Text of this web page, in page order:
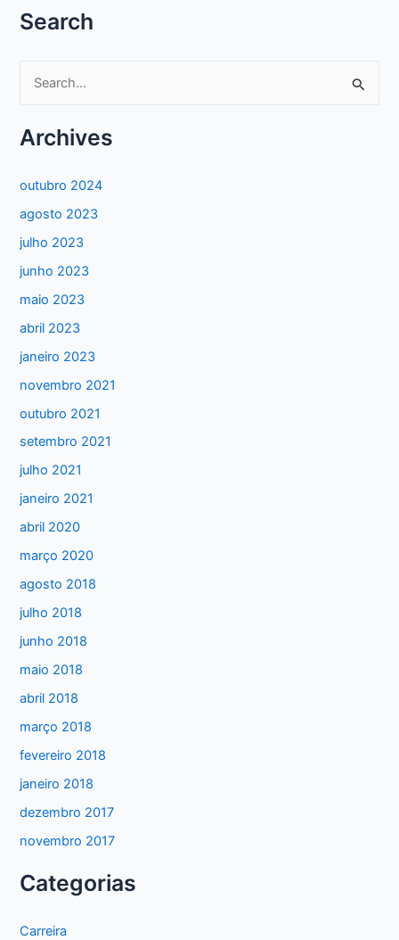
Search
q
a
r
p
o
r
:
Archives
outubro 2024
agosto 2023
julho 2023
junho 2023
maio 2023
abril 2023
janeiro 2023
novembro 2021
outubro 2021
setembro 2021
julho 2021
janeiro 2021
abril 2020
março 2020
agosto 2018
julho 2018
junho 2018
maio 2018
abril 2018
março 2018
fevereiro 2018
janeiro 2018
dezembro 2017
novembro 2017
Categorias
Carreira